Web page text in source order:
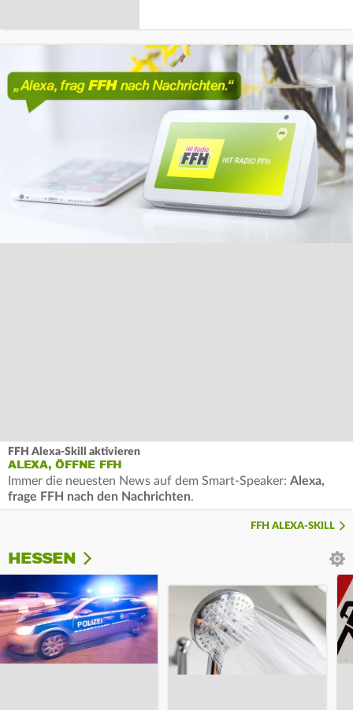
FFH Alexa-Skill aktivieren
ALEXA, ÖFFNE FFH
Immer die neuesten News auf dem Smart-Speaker: Alexa,
frage FFH nach den Nachrichten.
FFH ALEXA-SKILL
HESSEN